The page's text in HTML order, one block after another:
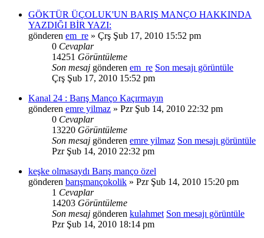
GÖKTÜR ÜÇOLUK'UN BARIŞ MANÇO HAKKINDA
YAZDIĞI BİR YAZI:
gönderen em_re » Çrş Şub 17, 2010 15:52 pm
0 Cevaplar
14251 Görüntüleme
Son mesaj gönderen em_re Son mesajı görüntüle
Çrş Şub 17, 2010 15:52 pm
Kanal 24 : Barış Manço Kaçırmayın
gönderen emre yilmaz » Pzr Şub 14, 2010 22:32 pm
0 Cevaplar
13220 Görüntüleme
Son mesaj gönderen emre yilmaz Son mesajı görüntüle
Pzr Şub 14, 2010 22:32 pm
keşke olmasaydı Barış manço özel
gönderen barışmançokolik » Pzr Şub 14, 2010 15:20 pm
1 Cevaplar
14203 Görüntüleme
Son mesaj gönderen kulahmet Son mesajı görüntüle
Pzr Şub 14, 2010 18:14 pm